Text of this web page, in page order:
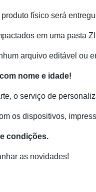
físico será
em uma pasta
arquivo editável ou
nome e idade!
o serviço de
os dispositivos,
condições.
as novidades!